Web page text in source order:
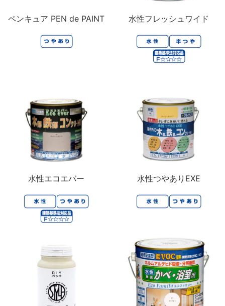
ペンキュア PEN de PAINT 水性フレッシュワイド
水性エコエバー 水性つやありEXE